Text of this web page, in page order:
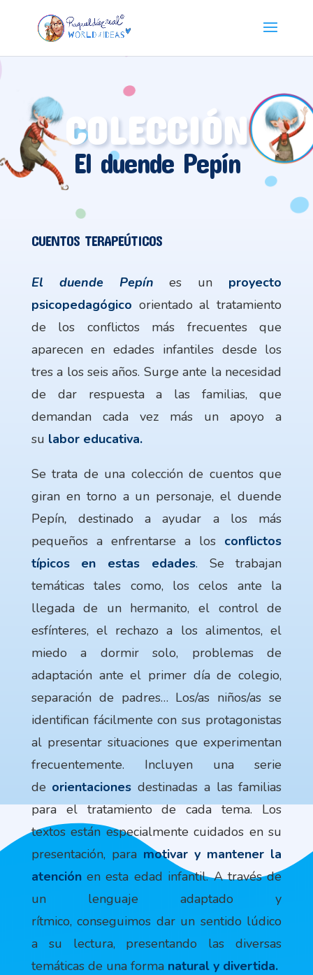
COLECCIÓN
El duende Pepín
CUENTOS TERAPEÚTICOS
El duende Pepín es un proyecto
psicopedagógico orientado al tratamiento
de los conflictos más frecuentes que
aparecen en edades infantiles desde los
tres a los seis años. Surge ante la necesidad
de dar respuesta a las familias, que
demandan cada vez más un apoyo a
su labor educativa.
Se trata de una colección de cuentos que
giran en torno a un personaje, el duende
Pepín, destinado a ayudar a los más
pequeños a enfrentarse a los conflictos
típicos en estas edades. Se trabajan
temáticas tales como, los celos ante la
llegada de un hermanito, el control de
esfínteres, el rechazo a los alimentos, el
miedo a dormir solo, problemas de
adaptación ante el primer día de colegio,
separación de padres… Los/as niños/as se
identifican fácilmente con sus protagonistas
al presentar situaciones que experimentan
frecuentemente. Incluyen una serie
de orientaciones destinadas a las familias
para el tratamiento de cada tema.Los
textos están especialmente cuidados en su
presentación, para motivar y mantener la
atención en esta edad infantil. A través de
un lenguaje adaptado y
rítmico, conseguimos dar un sentido lúdico
a su lectura, presentando las diversas
temáticas de una forma natural y divertida.